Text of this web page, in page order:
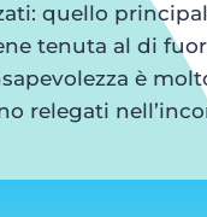
quello
tenuta al di
è
relegati